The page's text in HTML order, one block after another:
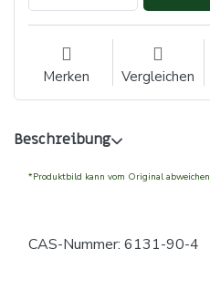
Merken Vergleichen
Beschreibung
*Produktbild kann vom Original abweichen
CAS-Nummer: 6131-90-4